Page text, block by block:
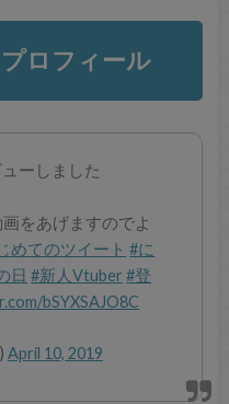
ロフィール
ーしました
をあげますのでよ
めてのツイート #に
日 #新人Vtuber #登
bSYXSAJO8C
April 10, 2019